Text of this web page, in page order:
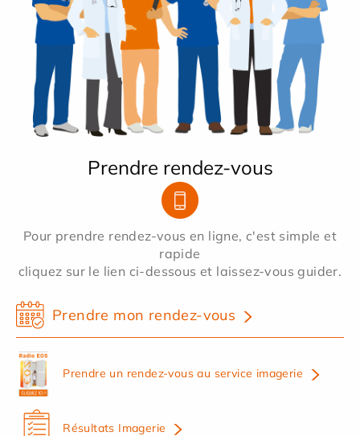
Prendre rendez-vous
Pour prendre rendez-vous en ligne, c'est simple et
rapide
cliquez sur le lien ci-dessous et laissez-vous guider.
Prendre mon rendez-vous
Prendre un rendez-vous au service imagerie
Résultats Imagerie